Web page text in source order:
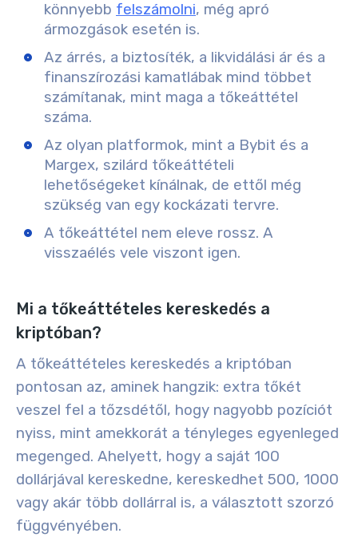
könnyebb felszámolni, még apró
ármozgások esetén is.
Az árrés, a biztosíték, a likvidálási ár és a
finanszírozási kamatlábak mind többet
számítanak, mint maga a tőkeáttétel
száma.
Az olyan platformok, mint a Bybit és a
Margex, szilárd tőkeáttételi
lehetőségeket kínálnak, de ettől még
szükség van egy kockázati tervre.
A tőkeáttétel nem eleve rossz. A
visszaélés vele viszont igen.
Mi a tőkeáttételes kereskedés a
kriptóban?
A tőkeáttételes kereskedés a kriptóban
pontosan az, aminek hangzik: extra tőkét
veszel fel a tőzsdétől, hogy nagyobb pozíciót
nyiss, mint amekkorát a tényleges egyenleged
megenged. Ahelyett, hogy a saját 100
dollárjával kereskedne, kereskedhet 500, 1000
vagy akár több dollárral is, a választott szorzó
függvényében.